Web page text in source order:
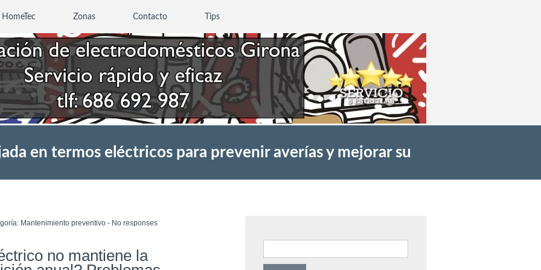
Zonas Contacto Tips
en termos eléctricos para prevenir averías y mejorar su
Mantenimiento preventivo - No responses
no mantiene la